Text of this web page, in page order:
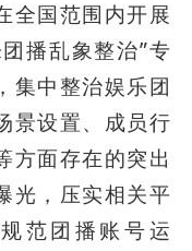
全国范围内开展
播乱象整治”专
集中整治娱乐团
景设置、成员行
方面存在的突出
光，压实相关平
范团播账号运